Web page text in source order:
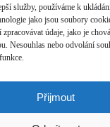
služby, používáme k
jako jsou soubory
údaje, jako je
Nesouhlas nebo odvolání
Přijmout
pro Ústecký
tohoto obsahu či jeho
bez předchozího